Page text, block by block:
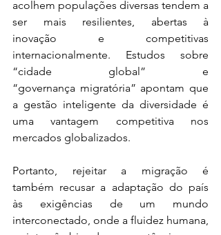
acolhem populações diversas tendem a
ser mais resilientes, abertas à
inovação e competitivas
internacionalmente. Estudos sobre
“cidade global” e
“governança migratória” apontam que
a gestão inteligente da diversidade é
uma vantagem competitiva nos
mercados globalizados.
Portanto, rejeitar a migração é
também recusar a adaptação do país
às exigências de um mundo
interconectado, onde a fluidez humana,